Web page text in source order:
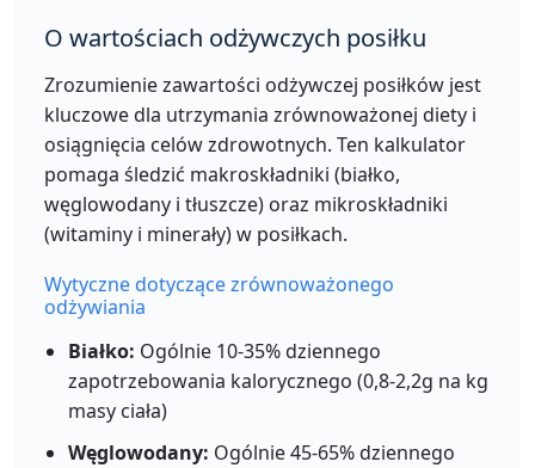
116
calories
9g
protein
20g
carbs
0.4g
fat
Per 100g
g Add
112 2.6g 0.9g
Per 100g
O wartościach odżywczych posiłku
Zrozumienie zawartości odżywczej posiłków jest
kluczowe dla utrzymania zrównoważonej diety i
osiągnięcia celów zdrowotnych. Ten kalkulator
pomaga śledzić makroskładniki (białko,
węglowodany i tłuszcze) oraz mikroskładniki
(witaminy i minerały) w posiłkach.
Wytyczne dotyczące zrównoważonego
odżywiania
Białko: Ogólnie 10-35% dziennego
zapotrzebowania kalorycznego (0,8-2,2g na kg
masy ciała)
Węglowodany: Ogólnie 45-65% dziennego